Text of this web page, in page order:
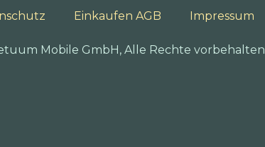
Einkaufen AGB Impressum
Mobile GmbH, Alle Rechte vorbehalten